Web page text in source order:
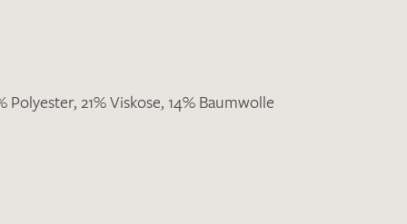
nicht funktionstüchtig. Bitte
Polyester, 21% Viskose, 14% Baumwolle